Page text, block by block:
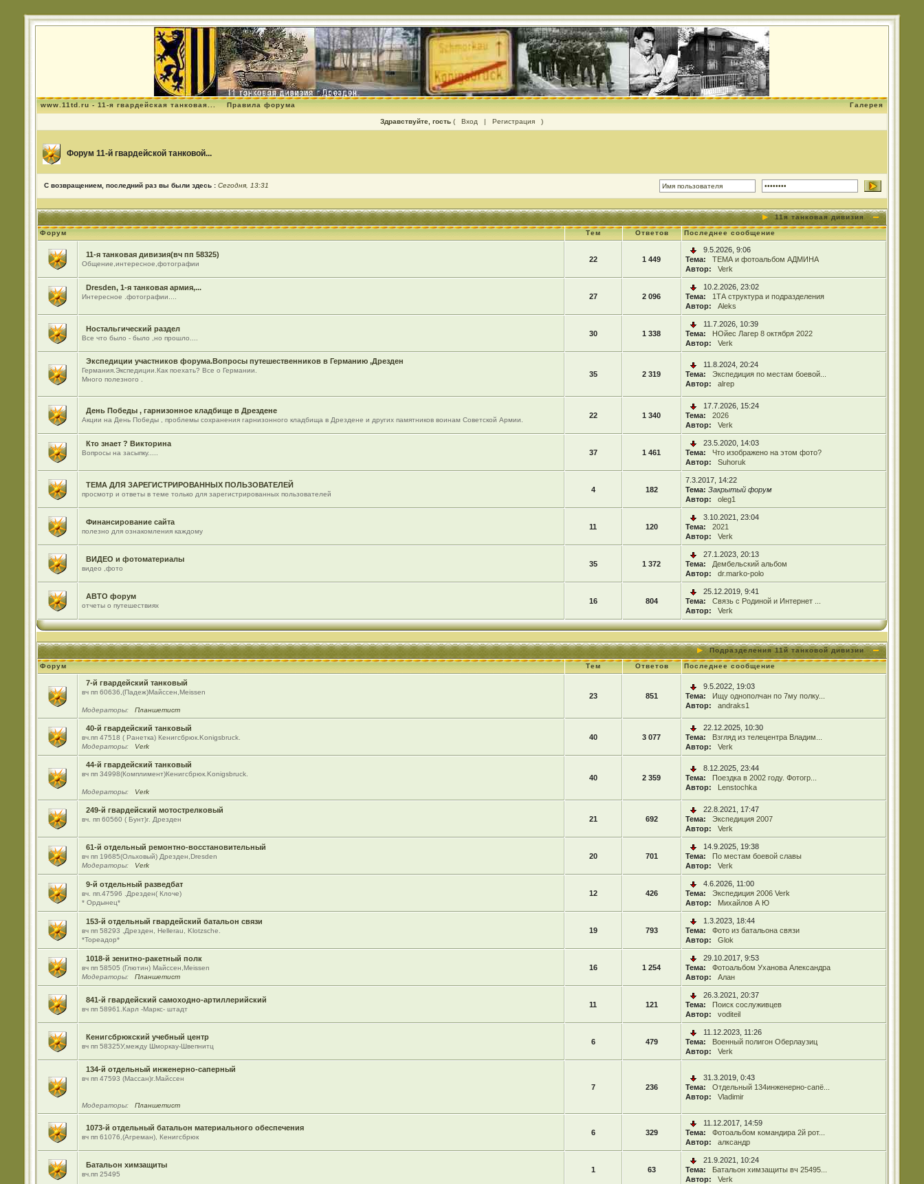
www.11td.ru - 11-я гвардейская танковая... Правила форума Галерея
Здравствуйте, гость ( Вход | Регистрация )
Форум 11-й гвардейской танковой...
С возвращением, последний раз вы были здесь : Сегодня, 13:31
11я танковая дивизия
Форум Тем Ответов Последнее сообщение
11-я танковая дивизия(вч пп 58325)
Общение,интересное,фотографии
22 1 449
9.5.2026, 9:06
Тема:
ТЕМА и фотоальбом АДМИНА
Автор:
Verk
Dresden, 1-я танковая армия,...
Интересное .фотографии.... 27 2 096
10.2.2026, 23:02
Тема:
1ТА структура и подразделения
Автор:
Aleks
Ностальгический раздел
Все что было - было ,но прошло....
30 1 338
11.7.2026, 10:39
Тема:
НОйес Лагер 8 октября 2022
Автор:
Verk
Экспедиции участников форума.Вопросы путешественников в Германию ,Дрезден
Германия.Экспедиции.Как поехать? Все о Германии.
Много полезного .
35 2 319
11.8.2024, 20:24
Тема:
Экспедиция по местам боевой...
Автор:
alrep
День Победы , гарнизонное кладбище в Дрездене
Акции на День Победы , проблемы сохранения гарнизонного кладбища в Дрездене и других памятников воинам Советской Армии.
22 1 340
17.7.2026, 15:24
Тема:
2026
Автор:
Verk
Кто знает ? Викторина
Вопросы на засыпку..... 37 1 461
23.5.2020, 14:03
Тема:
Что изображено на этом фото?
Автор:
Suhoruk
ТЕМА ДЛЯ ЗАРЕГИСТРИРОВАННЫХ ПОЛЬЗОВАТЕЛЕЙ
просмотр и ответы в теме только для зарегистрированных пользователей
4 182
7.3.2017, 14:22
Тема: Закрытый форум
Автор:
oleg1
Финансирование сайта
полезно для ознакомления каждому
11 120
3.10.2021, 23:04
Тема:
2021
Автор:
Verk
ВИДЕО и фотоматериалы
видео ,фото
35 1 372
27.1.2023, 20:13
Тема:
Дембельский альбом
Автор:
dr.marko-polo
АВТО форум
отчеты о путешествиях
16 804
25.12.2019, 9:41
Тема:
Связь с Родиной и Интернет ...
Автор:
Verk
Подразделения 11й танковой дивизии
Форум Тем Ответов Последнее сообщение
7-й гвардейский танковый
вч пп 60636,(Падеж)Майсcен,Meissen
Модераторы: Планшетист
23 851
9.5.2022, 19:03
Тема:
Ищу однополчан по 7му полку...
Автор:
andraks1
40-й гвардейский танковый
вч.пп 47518 ( Ранетка) Кенигсбрюк.Konigsbruck.
Модераторы:
Verk
40 3 077
22.12.2025, 10:30
Тема:
Взгляд из телецентра Владим...
Автор:
Verk
44-й гвардейский танковый
вч пп 34998(Комплимент)Кенигсбрюк.Konigsbruck.
Модераторы: Verk
40 2 359
8.12.2025, 23:44
Тема:
Поездка в 2002 году. Фотогр...
Автор:
Lenstochka
249-й гвардейский мотострелковый
вч. пп 60560 ( Бунт)г. Дрезден 21 692
22.8.2021, 17:47
Тема:
Экспедиция 2007
Автор:
Verk
61-й отдельный ремонтно-восстановительный
вч пп 19685(Ольховый) Дрезден,Dresden
Модераторы:
Verk
20 701
14.9.2025, 19:38
Тема:
По местам боевой славы
Автор:
Verk
9-й отдельный разведбат
вч. пп.47596 .Дрезден( Клоче)
* Ордынец*
12 426
4.6.2026, 11:00
Тема:
Экспедиция 2006 Verk
Автор:
Михайлов А Ю
153-й отдельный гвардейский батальон связи
вч пп 58293 ,Дрезден, Hellerau, Klotzsche.
*Тореадор*
19 793
1.3.2023, 18:44
Тема:
Фото из батальона связи
Автор:
Glok
1018-й зенитно-ракетный полк
вч пп 58505 (Глютин) Майсcен,Meissen
Модераторы:
Планшетист
16 1 254
29.10.2017, 9:53
Тема:
Фотоальбом Уханова Александра
Автор:
Алан
841-й гвардейский самоходно-артиллерийский
вч пп 58961.Карл -Маркс- штадт
11 121
26.3.2021, 20:37
Тема:
Поиск сослуживцев
Автор:
voditeil
Кенигсбрюкский учебный центр
вч пп 58325У,между Шморкау-Швепнитц
6 479
11.12.2023, 11:26
Тема:
Военный полигон Оберлаузиц
Автор:
Verk
134-й отдельный инженерно-саперный
вч пп 47593 (Массан)г.Майссен
Модераторы: Планшетист
7 236
31.3.2019, 0:43
Тема:
Отдельный 134инженерно-сапё...
Автор:
Vladimir
1073-й отдельный батальон материального обеспечения
вч пп 61076,(Агреман), Кенигсбрюк
6 329
11.12.2017, 14:59
Тема:
Фотоальбом командира 2й рот...
Автор:
алксандр
Батальон химзащиты
вч.пп 25495
1 63
21.9.2021, 10:24
Тема:
Батальон химзащиты вч 25495...
Автор:
Verk